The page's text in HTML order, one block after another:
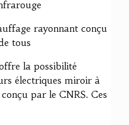
rayonnant conçu
tous
la possibilité
électriques miroir à
par le CNRS. Ces